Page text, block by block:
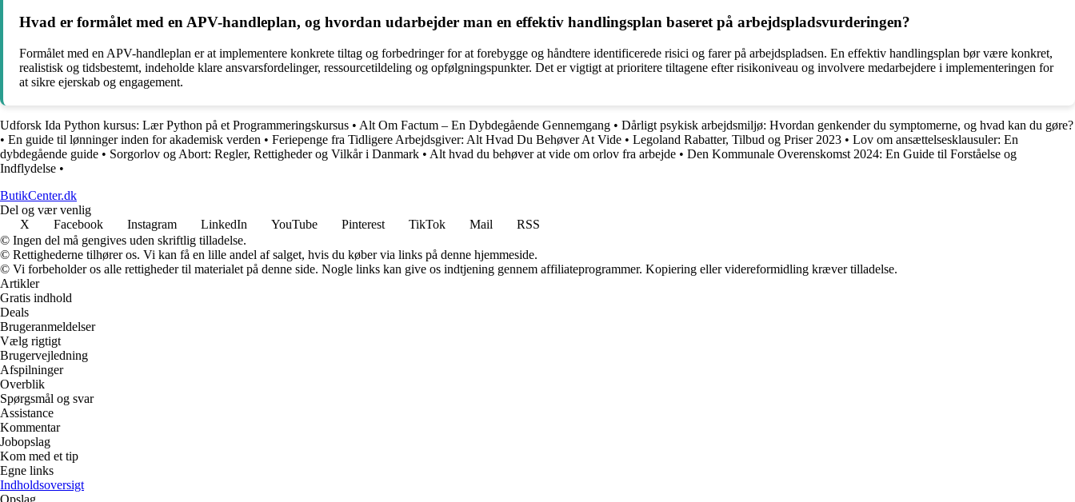
Hvad er formålet med en APV-handleplan, og hvordan udarbejder man en effektiv handlingsplan baseret på arbejdspladsvurderingen?
Formålet med en APV-handleplan er at implementere konkrete tiltag og forbedringer for at forebygge og håndtere identificerede risici og farer på arbejdspladsen. En effektiv handlingsplan bør være konkret,
realistisk og tidsbestemt, indeholde klare ansvarsfordelinger, ressourcetildeling og opfølgningspunkter. Det er vigtigt at prioritere tiltagene efter risikoniveau og involvere medarbejdere i implementeringen for
at sikre ejerskab og engagement.
Udforsk Ida Python kursus: Lær Python på et Programmeringskursus • Alt Om Factum – En Dybdegående Gennemgang • Dårligt psykisk arbejdsmiljø: Hvordan genkender du symptomerne, og hvad kan du gøre?
• En guide til lønninger inden for akademisk verden • Feriepenge fra Tidligere Arbejdsgiver: Alt Hvad Du Behøver At Vide • Legoland Rabatter, Tilbud og Priser 2023 • Lov om ansættelsesklausuler: En
dybdegående guide • Sorgorlov og Abort: Regler, Rettigheder og Vilkår i Danmark • Alt hvad du behøver at vide om orlov fra arbejde • Den Kommunale Overenskomst 2024: En Guide til Forståelse og
Indflydelse •
ButikCenter.dk
Del og vær venlig
X
Facebook Instagram LinkedIn YouTube Pinterest TikTok Mail
RSS
© Ingen del må gengives uden skriftlig tilladelse.
© Rettighederne tilhører os. Vi kan få en lille andel af salget, hvis du køber via links på denne hjemmeside.
© Vi forbeholder os alle rettigheder til materialet på denne side. Nogle links kan give os indtjening gennem affiliateprogrammer. Kopiering eller videreformidling kræver tilladelse.
Artikler
Gratis indhold
Deals
Brugeranmeldelser
Vælg rigtigt
Brugervejledning
Afspilninger
Overblik
Spørgsmål og svar
Assistance
Kommentar
Jobopslag
Kom med et tip
Egne links
Indholdsoversigt
Opslag